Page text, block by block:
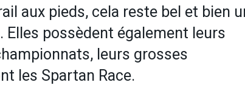
aux pieds, cela reste bel et bien
possèdent également leurs
leurs grosses
les Spartan Race.